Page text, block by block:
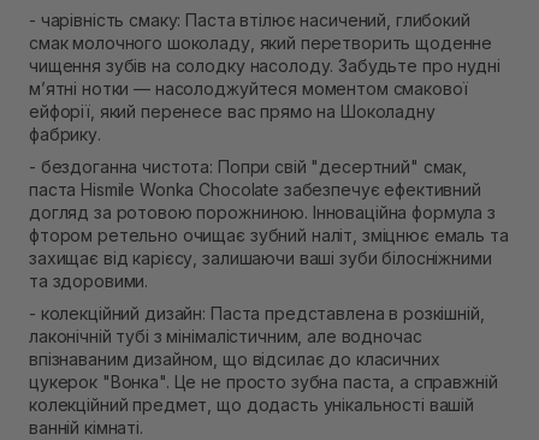
- чарівність смаку: Паста втілює насичений, глибокий
смак молочного шоколаду, який перетворить щоденне
чищення зубів на солодку насолоду. Забудьте про нудні
м’ятні нотки — насолоджуйтеся моментом смакової
ейфорії, який перенесе вас прямо на Шоколадну
фабрику.
- бездоганна чистота: Попри свій "десертний" смак,
паста Hismile Wonka Chocolate забезпечує ефективний
догляд за ротовою порожниною. Інноваційна формула з
фтором ретельно очищає зубний наліт, зміцнює емаль та
захищає від карієсу, залишаючи ваші зуби білосніжними
та здоровими.
- колекційний дизайн: Паста представлена в розкішній,
лаконічній тубі з мінімалістичним, але водночас
впізнаваним дизайном, що відсилає до класичних
цукерок "Вонка". Це не просто зубна паста, а справжній
колекційний предмет, що додасть унікальності вашій
ванній кімнаті.